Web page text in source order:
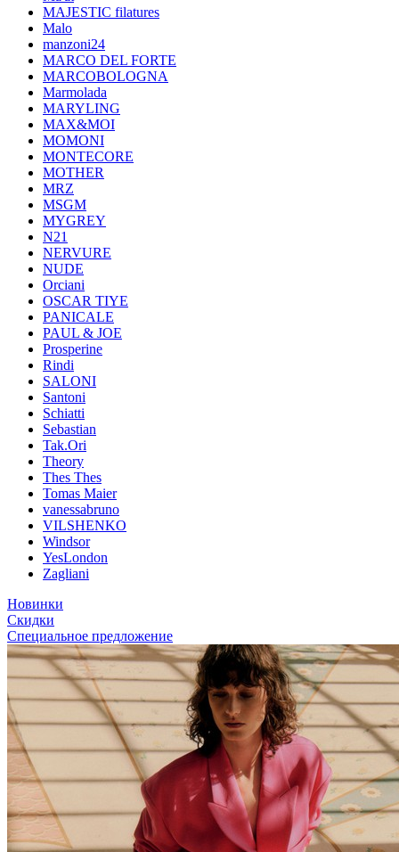
MAJESTIC filatures
Malo
manzoni24
MARCO DEL FORTE
MARCOBOLOGNA
Marmolada
MARYLING
MAX&MOI
MOMONI
MONTECORE
MOTHER
MRZ
MSGM
MYGREY
N21
NERVURE
NUDE
Orciani
OSCAR TIYE
PANICALE
PAUL & JOE
Prosperine
Rindi
SALONI
Santoni
Schiatti
Sebastian
Tak.Ori
Theory
Thes Thes
Tomas Maier
vanessabruno
VILSHENKO
Windsor
YesLondon
Zagliani
Новинки
Скидки
Специальное предложение